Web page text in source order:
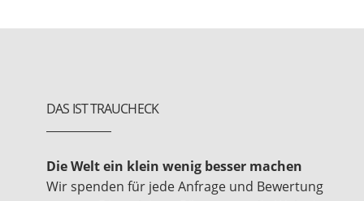
DAS IST TRAUCHECK
Die Welt ein klein wenig besser machen
Wir spenden für jede Anfrage und Bewertung